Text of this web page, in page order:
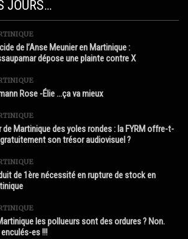
JOURS…
de l’Anse Meunier en Martinique :
dépose une plainte contre X
Rose -Élie …ça va mieux
de Martinique des yoles rondes : la FYRM offre-t-
son trésor audiovisuel ?
de 1ère nécessité en rupture de stock en
les pollueurs sont des ordures ? Non.
enculés-es !!!